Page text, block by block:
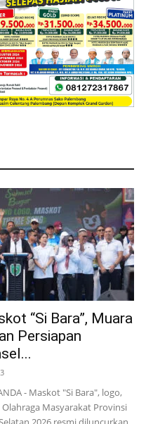
“Si Bara”, Muara
Persiapan
- Maskot "Si Bara", logo,
Masyarakat Provinsi